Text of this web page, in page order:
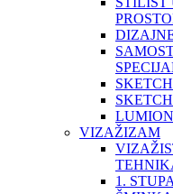
LUMION
VIZAŽIZAM
1.